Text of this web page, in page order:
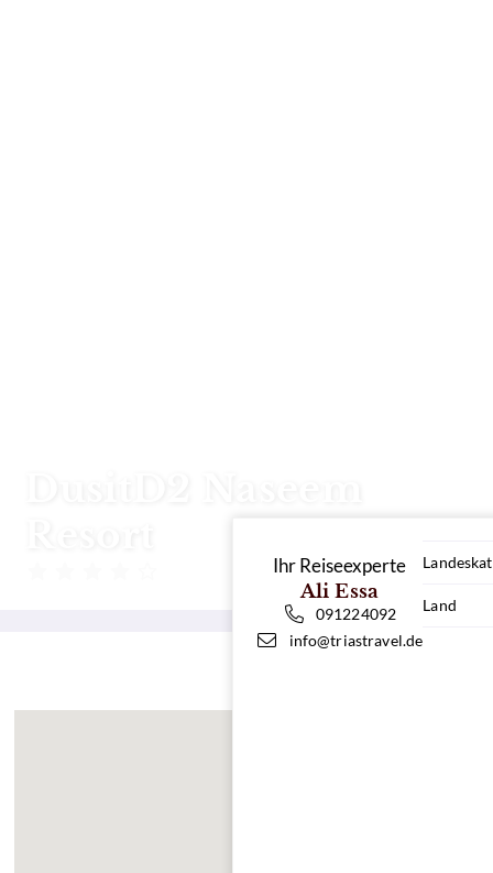
Ihr Reiseexperte
Ali Essa
091224092
info@triastravel.de
Land